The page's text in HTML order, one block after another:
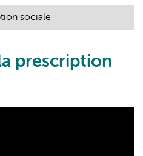
sociale
prescription